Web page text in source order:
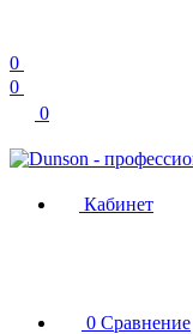
0
0
0
Кабинет
0 Сравнение